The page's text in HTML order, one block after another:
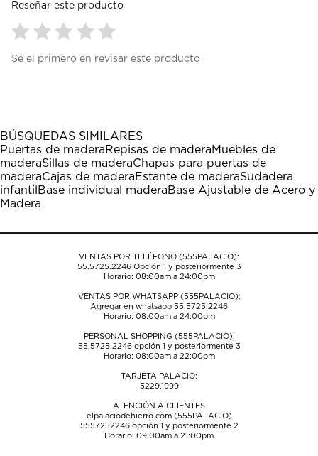
Reseñar este producto
para
1
estrella
Esta
acción
abrirá
el
formulario
envío.
para
estrellas.
Esta
acción
abrirá
el
formulario
envío.
para
estrellas.
Esta
acción
abrirá
el
envío.
para
estrellas.
Esta
acción
abrirá
el
envío.
para
estrellas.
Esta
acción
abrirá
el
envío.
Sé el primero en revisar este producto
BÚSQUEDAS SIMILARES
Puertas de maderaRepisas de maderaMuebles de
maderaSillas de maderaChapas para puertas de
maderaCajas de maderaEstante de maderaSudadera
infantil Base individual maderaBase Ajustable de Acero y
Madera
VENTAS POR TELÉFONO (555PALACIO):
55.5725.2246Opción 1 y posteriormente 3
Horario: 08:00am a 24:00pm
VENTAS POR WHATSAPP (555PALACIO):
Agregar en whatsapp 55.5725.2246
Horario: 08:00am a 24:00pm
PERSONAL SHOPPING (555PALACIO):
55.5725.2246opción 1 y posteriormente 3
Horario: 08:00am a 22:00pm
TARJETA PALACIO:
5229.1999
ATENCIÓN A CLIENTES
elpalaciodehierro.com (555PALACIO)
5557252246opción 1 y posteriormente 2
Horario: 09:00am a 21:00pm